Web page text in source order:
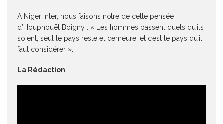
A Niger Inter, nous faisons notre de cette pensée
d’Houphouët Boigny : « Les hommes passent quels qu’ils
soient, seul le pays reste et demeure, et c’est le pays qu’il
faut considérer ».
La Rédaction